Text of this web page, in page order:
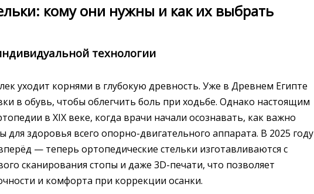
кому они нужны и как их выбрать
технологии
уходит корнями в глубокую древность. Уже в Древнем Египте
в обувь, чтобы облегчить боль при ходьбе. Однако настоящим
в XIX веке, когда врачи начали осознавать, как важно
здоровья всего опорно-двигательного аппарата. В 2025 году
— теперь ортопедические стельки изготавливаются с
сканирования стопы и даже 3D-печати, что позволяет
и комфорта при коррекции осанки.